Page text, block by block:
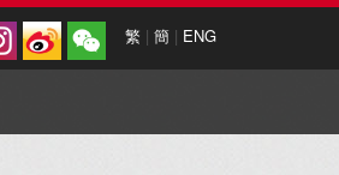
繁 | 簡 | ENG